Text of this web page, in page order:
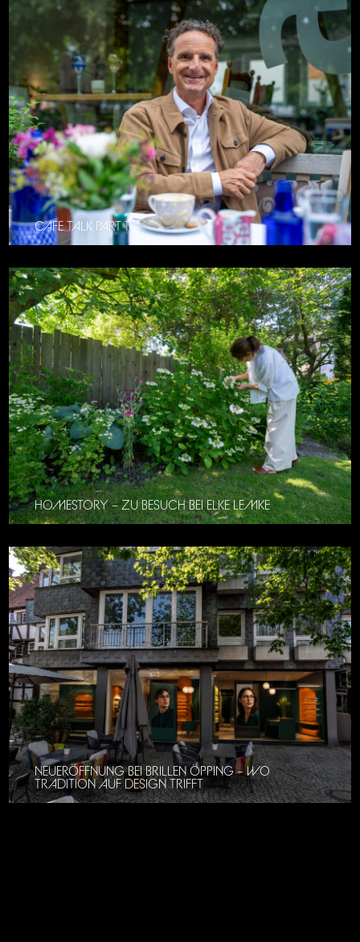
CAFE TALK PART 11
HOMESTORY – ZU BESUCH BEI ELKE LEMKE
NEUERÖFFNUNG BEI BRILLEN ÖPPING – WO
TRADITION AUF DESIGN TRIFFT